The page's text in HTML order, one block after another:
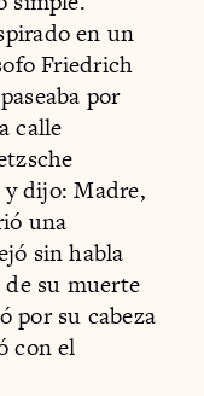
en un
Friedrich
por
calle
dijo: Madre,
una
sin habla
su muerte
por su cabeza
con el